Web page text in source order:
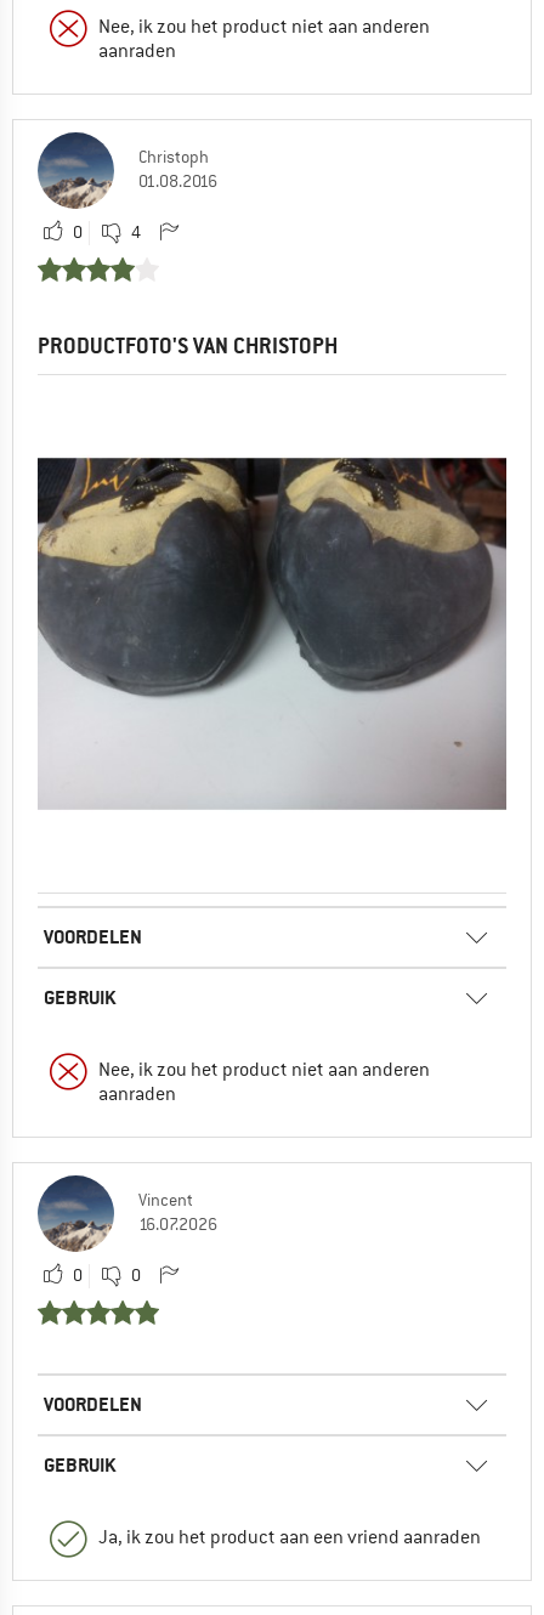
Nee, ik zou het product niet aan anderen
aanraden
Christoph
01.08.2016
0 4
PRODUCTFOTO'S VAN CHRISTOPH
VOORDELEN
GEBRUIK
Nee, ik zou het product niet aan anderen
aanraden
Vincent
16.07.2026
0 0
VOORDELEN
GEBRUIK
Ja, ik zou het product aan een vriend aanraden